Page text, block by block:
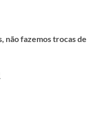
não fazemos trocas de